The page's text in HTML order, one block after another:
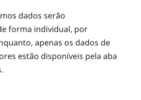
dados serão
forma individual, por
apenas os dados de
estão disponíveis pela aba